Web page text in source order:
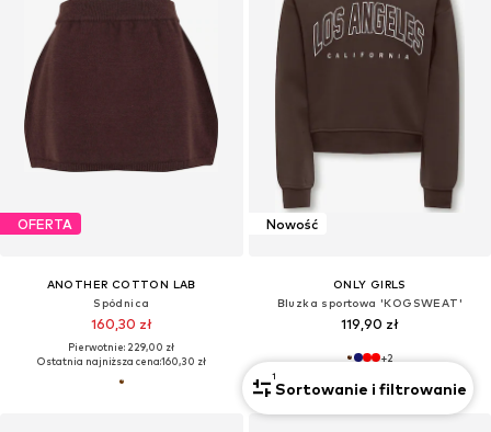
OFERTA
ANOTHER COTTON LAB
Spódnica
160,30 zł
Pierwotnie: 229,00 zł
Ostatnia najniższa cena:160,30 zł
Nowość
ONLY GIRLS
Bluzka sportowa 'KOGSWEAT'
119,90 zł
+2
1
Sortowanie i filtrowanie